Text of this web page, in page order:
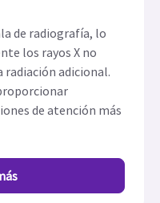
de radiografía, lo
los rayos X no
radiación adicional.
de atención más